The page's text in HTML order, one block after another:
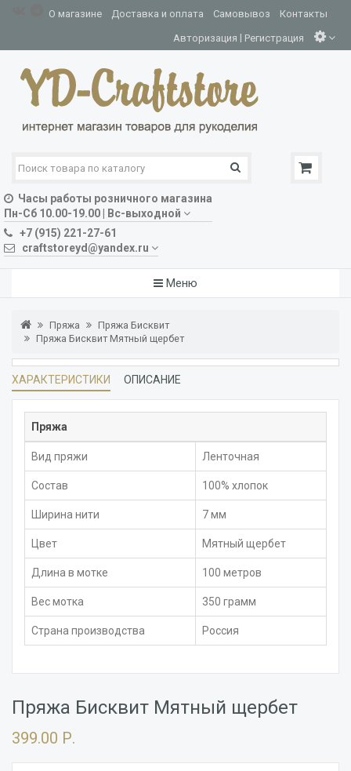
О магазине Доставка и оплата Самовывоз Контакты
Авторизация | Регистрация
Часы работы розничного магазина
Пн-Сб 10.00-19.00 | Вс-выходной
+7 (915) 221-27-61
craftstoreyd@yandex.ru
Меню
Пряжа
Пряжа Бисквит
Пряжа Бисквит Мятный щербет
ХАРАКТЕРИСТИКИ ОПИСАНИЕ
Пряжа
Вид пряжи Ленточная
Состав 100% хлопок
Ширина нити 7 мм
Цвет Мятный щербет
Длина в мотке 100 метров
Вес мотка 350 грамм
Страна производства Россия
Пряжа Бисквит Мятный щербет
399.00 Р.